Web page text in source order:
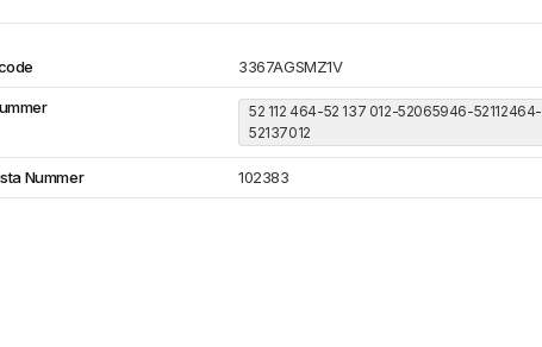
3367AGSMZ1V
52 112 464-52 137 012-52065946-52112464-
52137012
Nummer 102383